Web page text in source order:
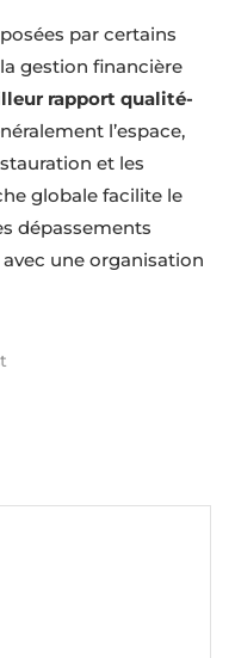
par certains
gestion financière
rapport qualité-
l’espace,
et les
globale facilite le
dépassements
une organisation